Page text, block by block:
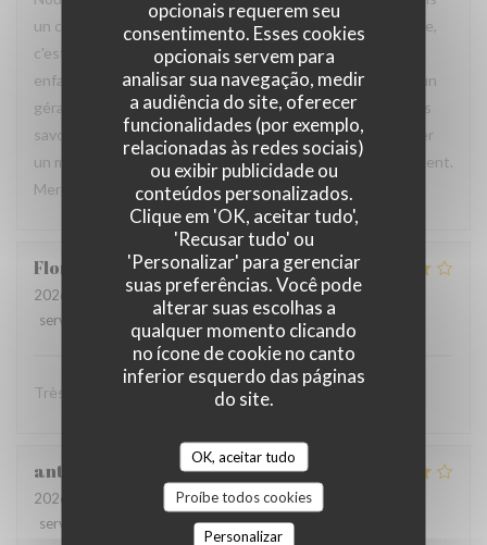
opcionais requerem seu
consentimento. Esses cookies
opcionais servem para
analisar sua navegação, medir
a audiência do site, oferecer
funcionalidades (por exemplo,
relacionadas às redes sociais)
ou exibir publicidade ou
conteúdos personalizados.
Clique em 'OK, aceitar tudo',
'Recusar tudo' ou
'Personalizar' para gerenciar
suas preferências. Você pode
alterar suas escolhas a
qualquer momento clicando
no ícone de cookie no canto
inferior esquerdo das páginas
do site.
OK, aceitar tudo
Proíbe todos cookies
Personalizar
un cadre très adapté pour petits et grands. À chaque visite,
c'est un agréable moment que nous passons même si nos
enfants ont grandi. Personnel professionnel et agréable, un
gérant toujours à l'écoute des besoins culinaires. Des plats
savoureux et généreux. C'est un plaisir de pouvoir partager
un moment familial à chaque occasion dans cet établissement.
Merci à toute l'équipe pour l'accueil. À très bientôt.
Florent
2026-07-11
- 20:00 - guests 3
service
ambience: 4/5 menu: 4/5 quality_price
Très convivial , ont mange très bien :)
anthony
2026-07-05
- 19:00 - guests 4
service
4/5 menu:5/5 quality_price